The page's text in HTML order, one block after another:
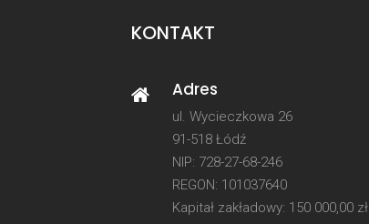
KONTAKT
Adres
ul. Wycieczkowa 26
91-518 Łódź
NIP: 728-27-68-246
REGON: 101037640
Kapitał zakładowy: 150 000,00 zł